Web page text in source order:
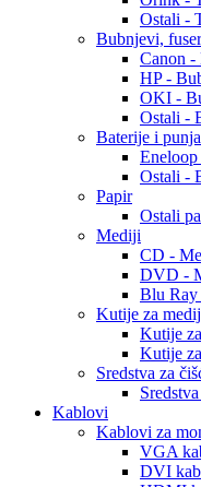
Ostali -
Bubnjevi,
Canon -
HP -
OKI -
Ostali -
Baterije i
Ostali -
Papir
Ostali
Mediji
CD -
DVD -
Blu
Kutije za
Kutije
Kutije
Sredstva za
Kablovi
Kablovi za
VGA
DVI